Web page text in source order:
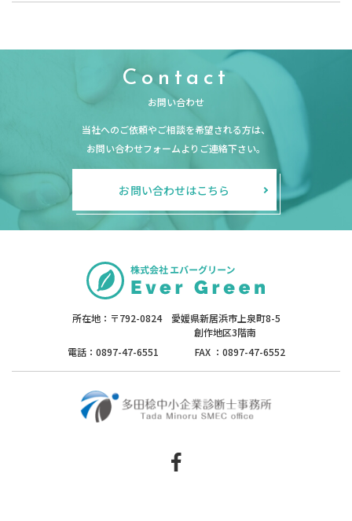
Contact
お問い合わせ
当社へのご依頼やご相談を希望される方は、
お問い合わせフォームよりご連絡下さい。
お問い合わせはこちら
所在地：〒792-0824 愛媛県新居浜市上泉町8-5
創作地区3階南
電話： 0897-47-6551 FAX ：0897-47-6552